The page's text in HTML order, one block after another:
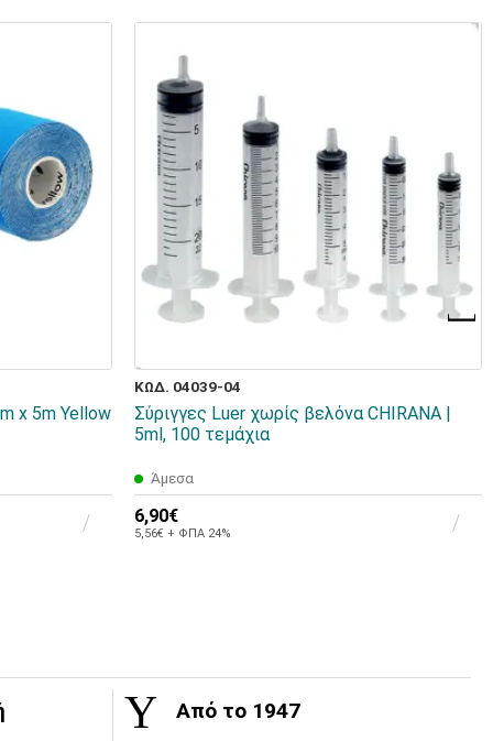
x 5m Yellow
ΚΩΔ. 04039-04
Σύριγγες Luer χωρίς βελόνα CHIRANA |
5ml, 100 τεμάχια
Άμεσα
6,90€
5,56€ + ΦΠΑ 24%
Από το 1947